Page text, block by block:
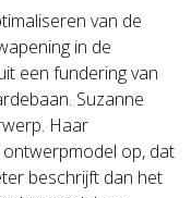
van de
in de
een fundering van
Suzanne
Haar
op, dat
beschrijft dan het